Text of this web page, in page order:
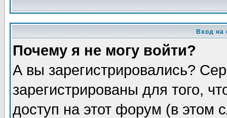
Вход на
Почему я не могу войти?
А вы зарегистрировались?
зарегистрированы для того,
доступ на этот форум (в этом